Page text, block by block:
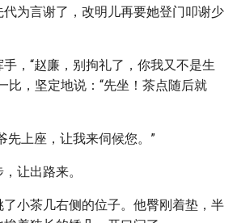
为言谢了，改明儿再要她登门叩谢少
，“赵廉，别拘礼了，你我又不是生
比，坚定地说：“先坐！茶点随后就
先上座，让我来伺候您。”
让出路来。
小茶几右侧的位子。他臀刚着垫，半